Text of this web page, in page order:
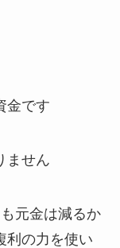
金です
ません
元金は減るか
利の力を使い